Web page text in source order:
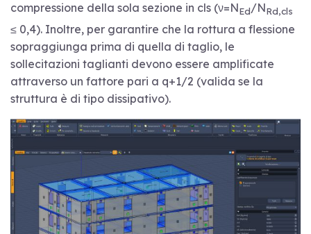
compressione della sola sezione in cls (ν=NEd/NRd,cls
≤ 0,4). Inoltre, per garantire che la rottura a flessione
sopraggiunga prima di quella di taglio, le
sollecitazioni taglianti devono essere amplificate
attraverso un fattore pari a q+1/2 (valida se la
struttura è di tipo dissipativo).